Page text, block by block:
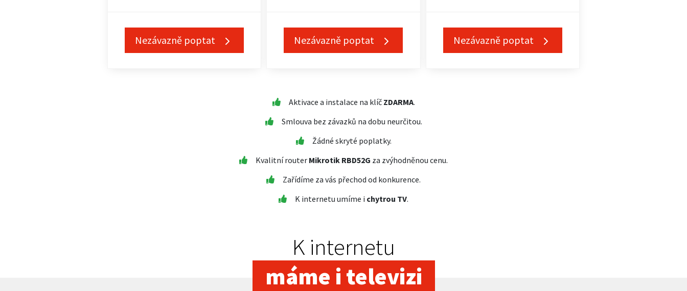
Nezávazně poptat Nezávazně poptat Nezávazně poptat
Aktivace a instalace na klíč ZDARMA.
Smlouva bez závazků na dobu neurčitou.
Žádné skryté poplatky.
Kvalitní router Mikrotik RBD52G za zvýhodněnou cenu.
Zařídíme za vás přechod od konkurence.
K internetu umíme i chytrou TV.
K internetu
máme i televizi